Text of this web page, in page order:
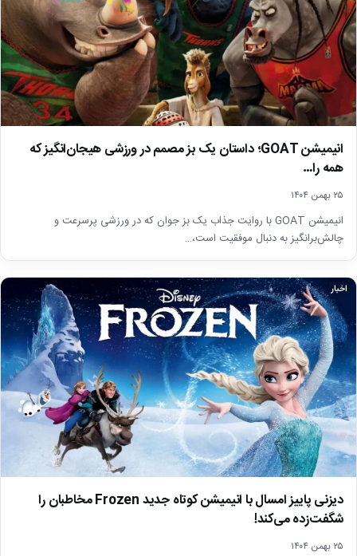
انیمیشن GOAT؛ داستان یک بز مصمم در ورزشی هیجان‌انگیز که
همه را…
۲۵ بهمن ۱۴۰۴
انیمیشن GOAT با روایت جذاب یک بز جوان که در ورزشی پرسرعت و
چالش‌برانگیز به دنبال موفقیت است،…
اخبار
دیزنی پاییز امسال با انیمیشن کوتاه جدید Frozen مخاطبان را
شگفت‌زده می‌کند!
۲۵ بهمن ۱۴۰۴